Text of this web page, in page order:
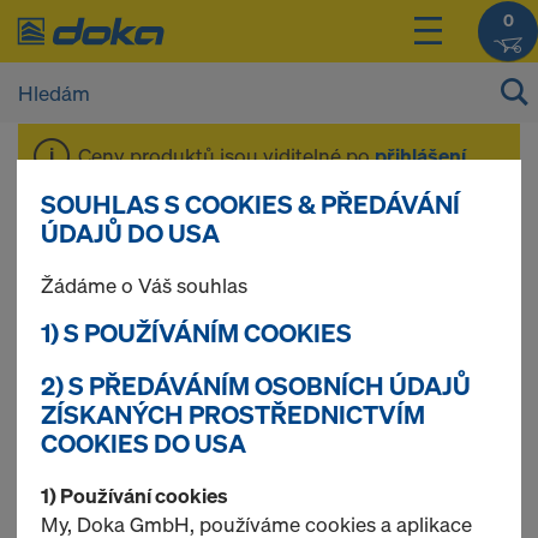
0
Ceny produktů jsou viditelné popřihlášení.
Pracovní lešení
Nejčastěji hledané
Lešeňová trubka 48,3mm
SOUHLAS S COOKIES & PŘEDÁVÁNÍ
ÚDAJŮ DO USA
Žádáme o Váš souhlas
1) S POUŽÍVÁNÍM COOKIES
2) S PŘEDÁVÁNÍM OSOBNÍCH ÚDAJŮ
ZÍSKANÝCH PROSTŘEDNICTVÍM
COOKIES DO USA
1) Používání cookies
My, Doka GmbH, používáme cookies a aplikace